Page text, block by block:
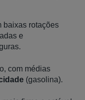
baixas rotações
e
com médias
(gasolina).